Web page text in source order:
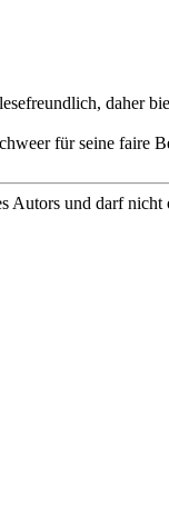
daher
für seine faire
Autors und darf